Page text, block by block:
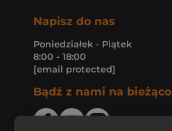
Napisz do nas
Poniedziałek - Piątek
8:00 - 18:00
[email protected]
Bądź z nami na bieżąco